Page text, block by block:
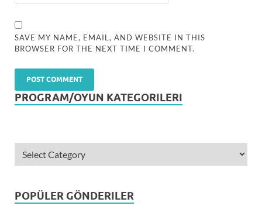
SAVE MY NAME, EMAIL, AND WEBSITE IN THIS
BROWSER FOR THE NEXT TIME I COMMENT.
PROGRAM/OYUN KATEGORILERI
POPÜLER GÖNDERILER